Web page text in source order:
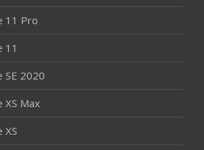
11 Pro
11
SE 2020
XS Max
XS